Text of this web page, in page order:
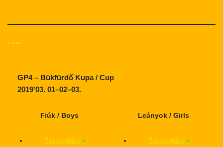
……
GP4 – Bükfürdő Kupa / Cup
2019’03. 01–02–03.
Fiúk / Boys
Törpici/Mini •
Leányok / Girls
Törpici/Mini •